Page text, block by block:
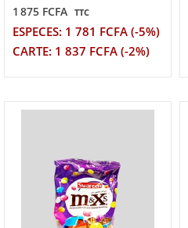
1 875 FCFA TTC
ESPECES: 1 781 FCFA (-5%)
CARTE: 1 837 FCFA (-2%)